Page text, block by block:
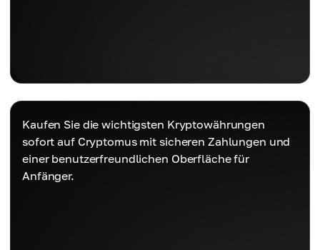
Kaufen Sie die wichtigsten Kryptowährungen
sofort auf Cryptomus mit sicheren Zahlungen und
einer benutzerfreundlichen Oberfläche für
Anfänger.